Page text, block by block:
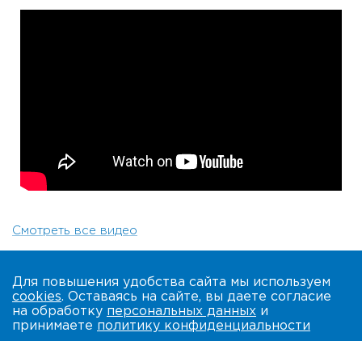
Смотреть все видео
Для повышения удобства сайта мы используем
cookies. Оставаясь на сайте, вы даете согласие
на обработку персональных данных и
принимаете политику конфиденциальности